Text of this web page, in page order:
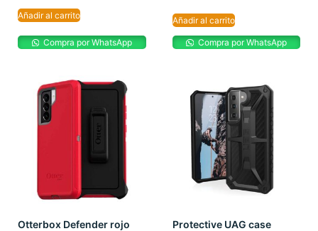
Añadir al carrito
Compra por WhatsApp
Añadir al carrito
Compra por WhatsApp
Otterbox Defender rojo Protective UAG case